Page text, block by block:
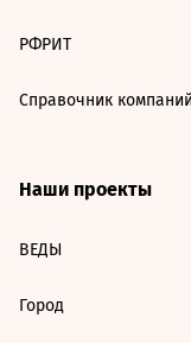
РФРИТ
Справочник компаний
Наши проекты
ВЕДЫ
Город